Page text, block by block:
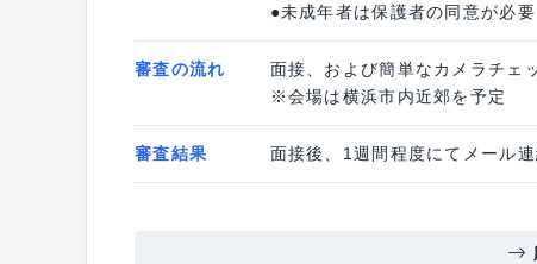
●未成年者は保護者の同意が必要
審査の流れ
面接、および簡単なカメラチェ
※会場は横浜市内近郊を予定
審査結果 面接後、1週間程度にてメール連